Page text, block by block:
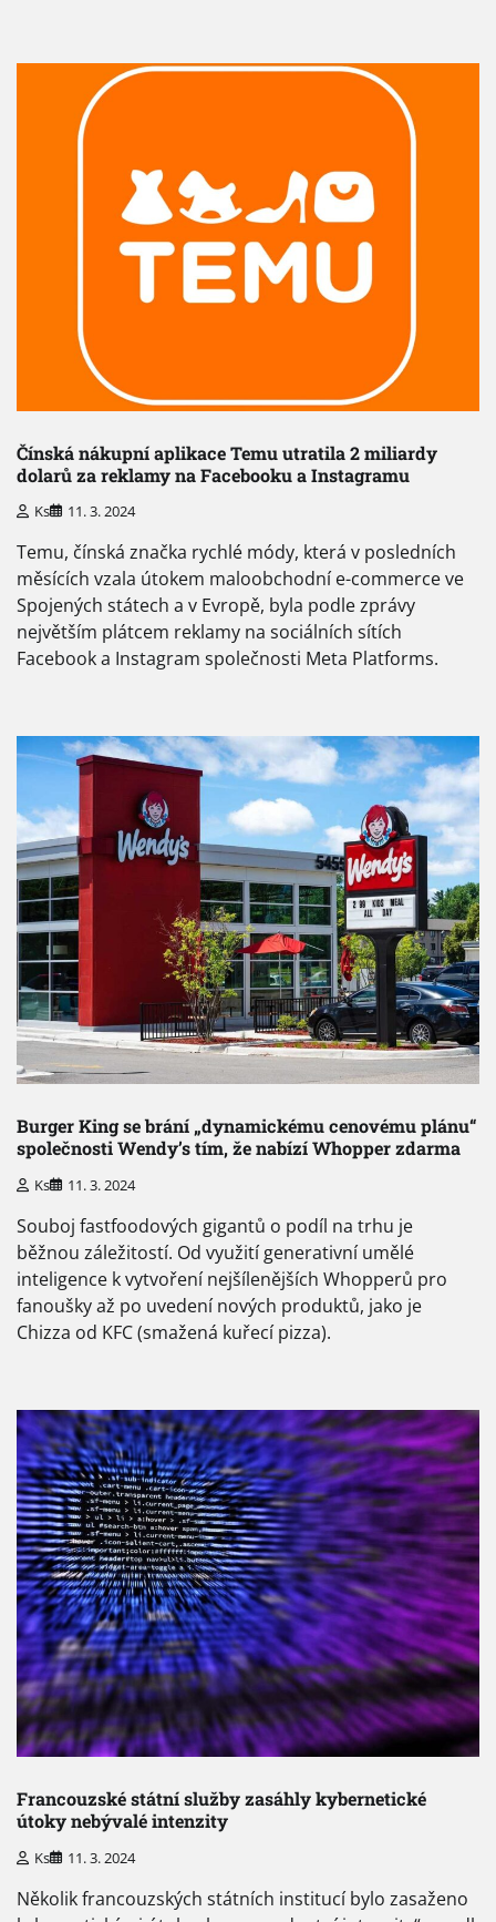
Čínská nákupní aplikace Temu utratila 2 miliardy
dolarů za reklamy na Facebooku a Instagramu
Ks 11. 3. 2024
Temu, čínská značka rychlé módy, která v posledních
měsících vzala útokem maloobchodní e-commerce ve
Spojených státech a v Evropě, byla podle zprávy
největším plátcem reklamy na sociálních sítích
Facebook a Instagram společnosti Meta Platforms.
Burger King se brání „dynamickému cenovému plánu“
společnosti Wendy’s tím, že nabízí Whopper zdarma
Ks 11. 3. 2024
Souboj fastfoodových gigantů o podíl na trhu je
běžnou záležitostí. Od využití generativní umělé
inteligence k vytvoření nejšílenějších Whopperů pro
fanoušky až po uvedení nových produktů, jako je
Chizza od KFC (smažená kuřecí pizza).
Francouzské státní služby zasáhly kybernetické
útoky nebývalé intenzity
Ks 11. 3. 2024
Několik francouzských státních institucí bylo zasaženo